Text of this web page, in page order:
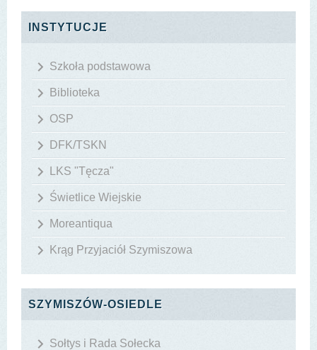
INSTYTUCJE
Szkoła podstawowa
Biblioteka
OSP
DFK/TSKN
LKS "Tęcza"
Świetlice Wiejskie
Moreantiqua
Krąg Przyjaciół Szymiszowa
SZYMISZÓW-OSIEDLE
Sołtys i Rada Sołecka